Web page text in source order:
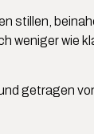
stillen,
wie
getragen